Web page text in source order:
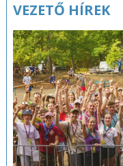
VEZETŐ HÍREK